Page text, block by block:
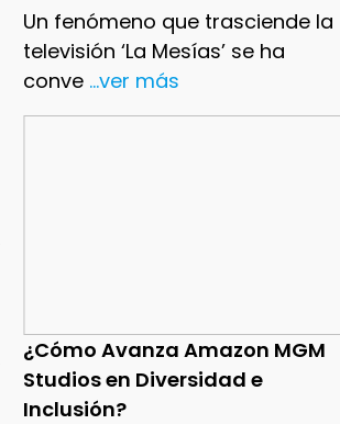
Un fenómeno que trasciende la
televisión ‘La Mesías’ se ha
conve ...ver más
¿Cómo Avanza Amazon MGM
Studios en Diversidad e
Inclusión?